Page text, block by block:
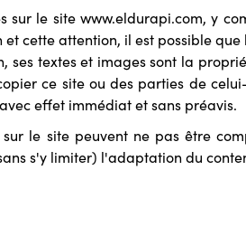
sur le site www.eldurapi.com, y
cette attention, il est possible
ses textes et images sont la
ce site ou des parties de
effet immédiat et sans préavis.
sur le site peuvent ne pas être
s'y limiter) l'adaptation du